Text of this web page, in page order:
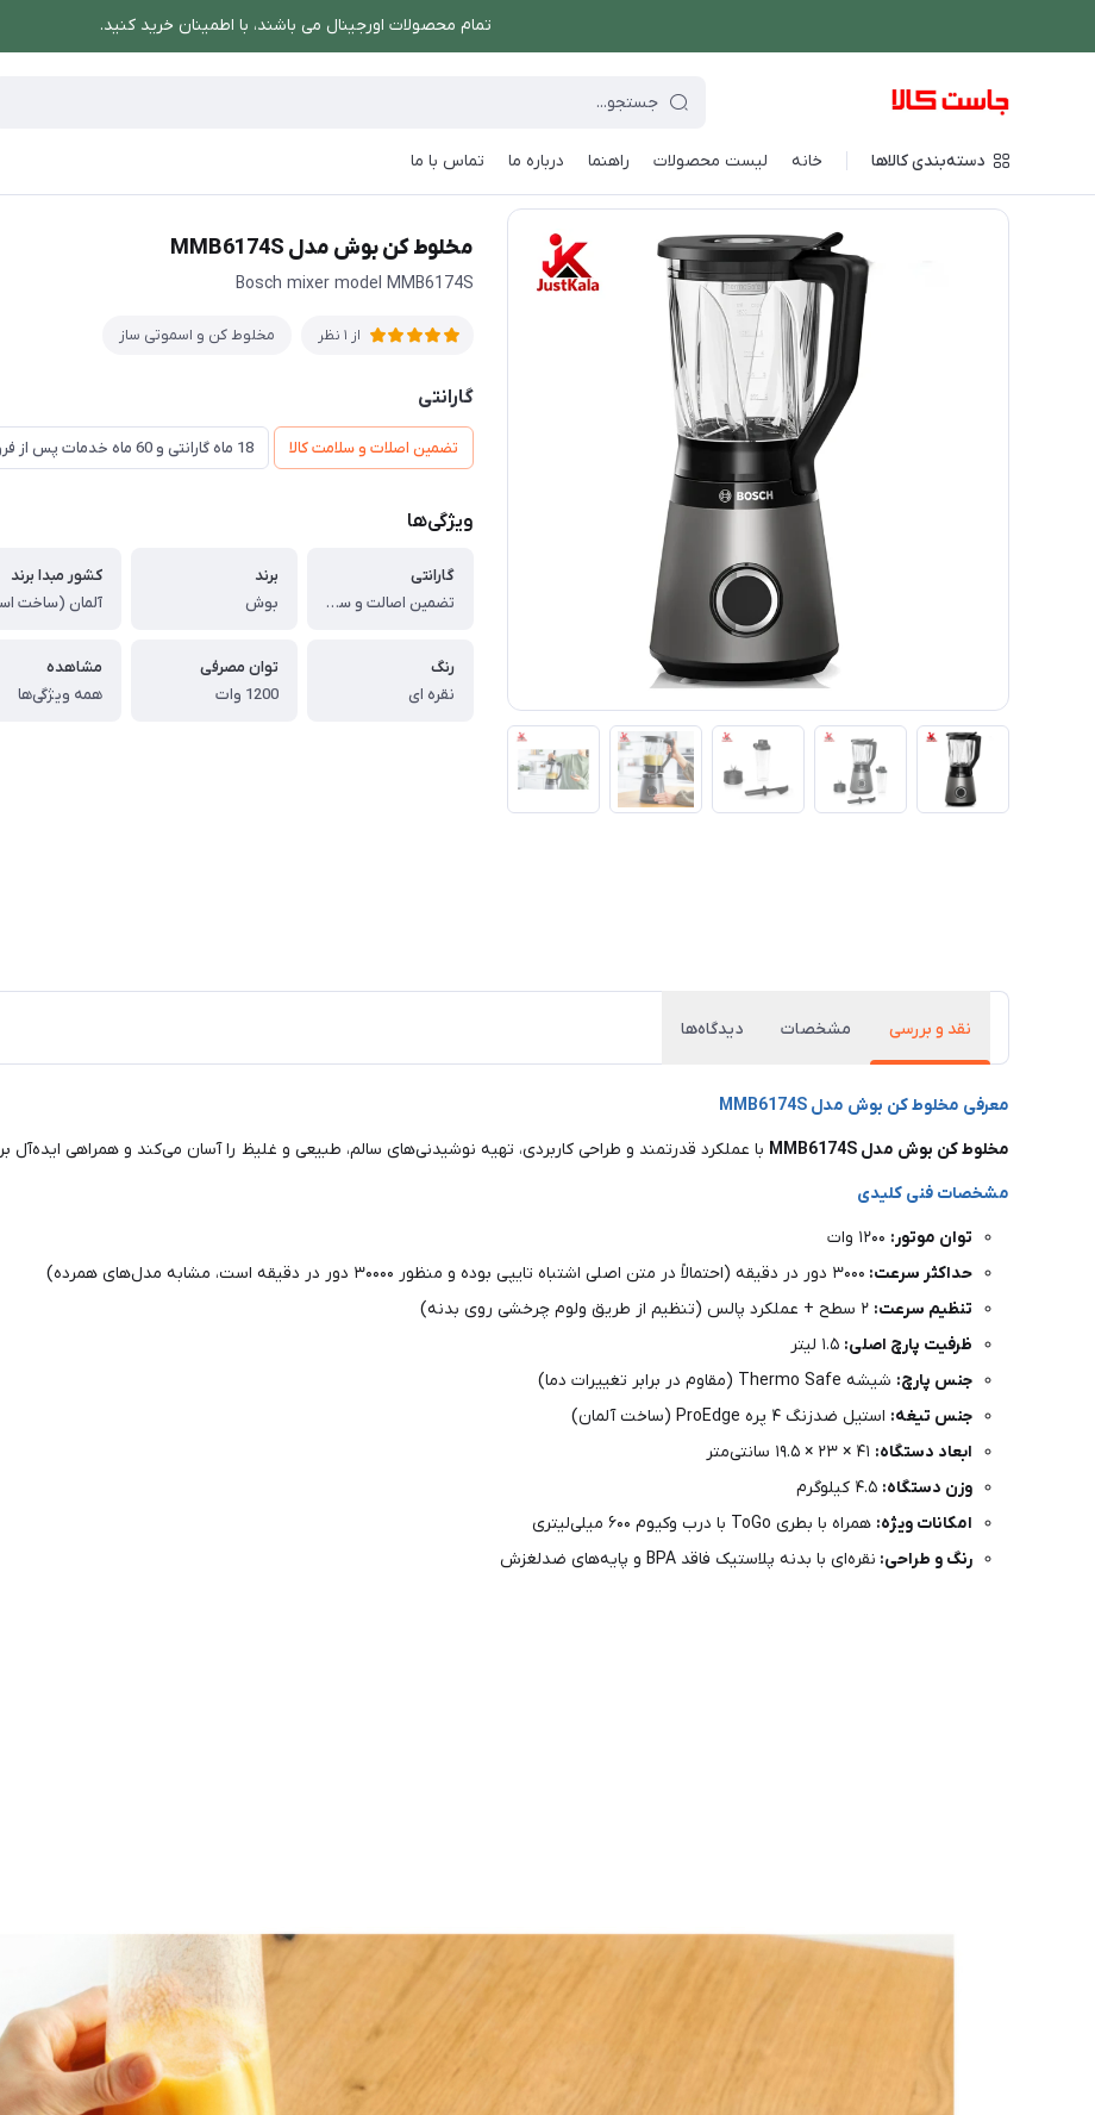
تمام محصولات اورجینال می باشند، با اطمینان خرید کنید.
دسته‌بندی کالاها خانه لیست محصولات راهنما درباره ما تماس با ما
فروشگاه اینترنتی جاست کالا نوشیدنی ساز مخلوط کن و اسموتی ساز مخلوط کن بوش مدل MMB6174S
مخلوط کن بوش مدل MMB6174S
Bosch mixer model MMB6174S
از 1 نظر مخلوط کن و اسموتی ساز
گارانتی
تضمین اصلات و سلامت کالا 18 ماه گارانتی و 60 ماه خدمات پس از فروش و ضمانت تعویض
ویژگی‌ها
گارانتی
تضمین اصالت و سلامت کالا (اورجینال)
برند
بوش
کشور مبدا برند
رنگ
نقره ای
توان مصرفی
1200 وات
مشاهده
همه ویژگی‌ها
نقد و بررسی مشخصات دیدگاه‌ها
معرفی مخلوط کن بوش مدل MMB6174S
مخلوط کن بوش مدل MMB6174S
با عملکرد قدرتمند و طراحی کاربردی، تهیه نوشیدنی‌های سالم، طبیعی و غلیظ را آسان می‌کند و همراهی
مشخصات فنی کلیدی
توان موتور:
حداکثر سرعت: ۳۰۰۰ دور در دقیقه (احتمالاً در متن اصلی اشتباه تایپی بوده و منظور ۳۰۰۰۰ دور در دقیقه است، مشابه مدل‌های همرده)
تنظیم سرعت:
ظرفیت پارچ اصلی:
جنس پارچ: شیشه Thermo Safe (مقاوم در برابر تغییرات دما)
جنس تیغه: استیل ضدزنگ ۴ پره ProEdge (ساخت آلمان)
ابعاد دستگاه:
وزن دستگاه:
امکانات ویژه: همراه با بطری ToGo با درب وکیوم ۶۰۰ میلی‌لیتری
رنگ و طراحی: نقره‌ای با بدنه پلاستیک فاقد BPA و پایه‌های ضدلغزش